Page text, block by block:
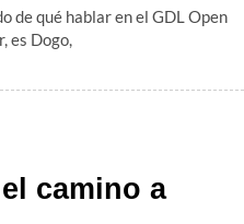
de qué hablar en el GDL Open
es Dogo,
camino a